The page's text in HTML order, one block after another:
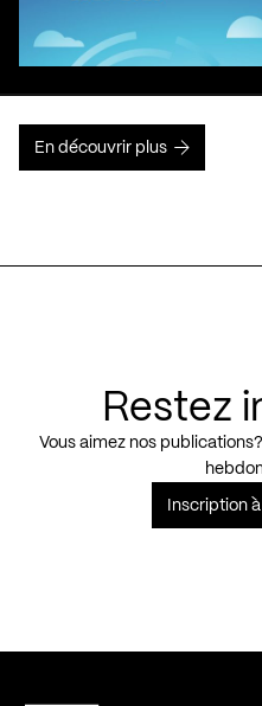
En découvrir plus
Restez
Vous aimez nos
Inscription